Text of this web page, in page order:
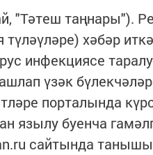
"Тәтеш таңнары").
хәбәр
инфекциясе
үзәк
порталында
язылу буенча
сайтында